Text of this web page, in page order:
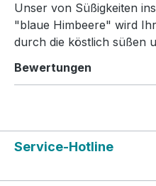
Unser von Süßigkeiten
"blaue Himbeere" wird
durch die köstlich süßen
Bewertungen
Service-Hotline